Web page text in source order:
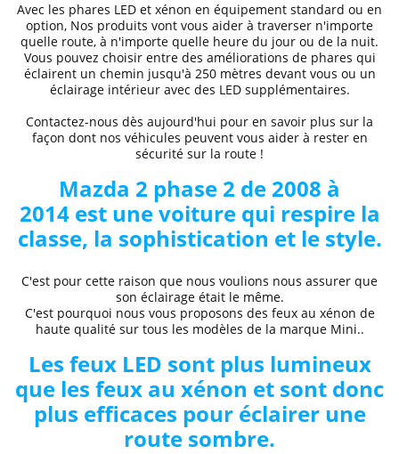
Avec les phares LED et xénon en équipement standard ou en
option, Nos produits vont vous aider à traverser n'importe
quelle route, à n'importe quelle heure du jour ou de la nuit.
Vous pouvez choisir entre des améliorations de phares qui
éclairent un chemin jusqu'à 250 mètres devant vous ou un
éclairage intérieur avec des LED supplémentaires.
Contactez-nous dès aujourd'hui pour en savoir plus sur la
façon dont nos véhicules peuvent vous aider à rester en
sécurité sur la route !
Mazda 2 phase 2 de 2008 à
2014 est une voiture qui respire la
classe, la sophistication et le style.
C'est pour cette raison que nous voulions nous assurer que
son éclairage était le même.
C'est pourquoi nous vous proposons des feux au xénon de
haute qualitésur tous les modèles de la marque Mini..
Les feux LED sont plus lumineux
que les feux au xénon et sont donc
plus efficaces pour éclairer une
route sombre.